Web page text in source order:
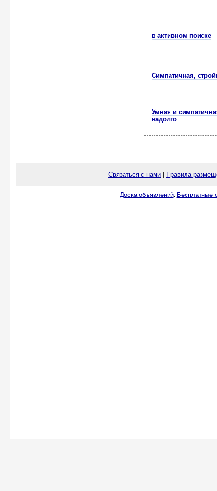
в активном поиске
Симпатичная,
Умная и
надолго
Связаться с нами Правила
Доска объявлений. Бесплатные